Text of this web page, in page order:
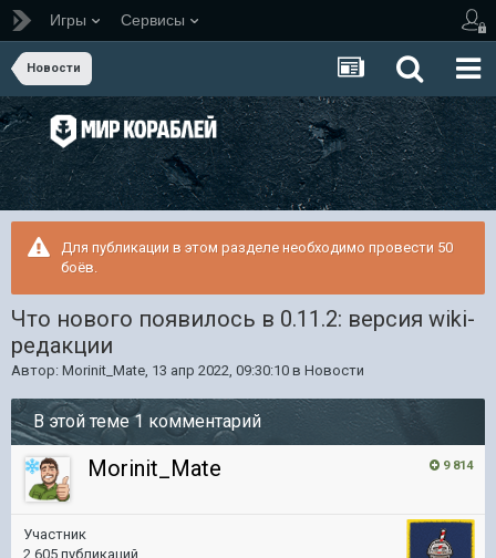
Игры Сервисы
Новости
Для публикации в этом разделе необходимо провести 50
боёв.
Что нового появилось в 0.11.2: версия wiki-
редакции
Автор: Morinit_Mate, 13 апр 2022, 09:30:10 в Новости
В этой теме 1 комментарий
9 814
Morinit_Mate
Участник
2 605 публикаций